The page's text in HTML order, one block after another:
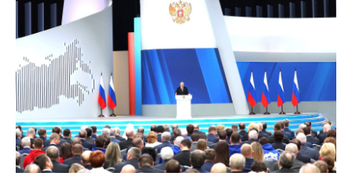
info@cifra.eco
База знаний
Календарь
отчетности
8(800)234-93-88